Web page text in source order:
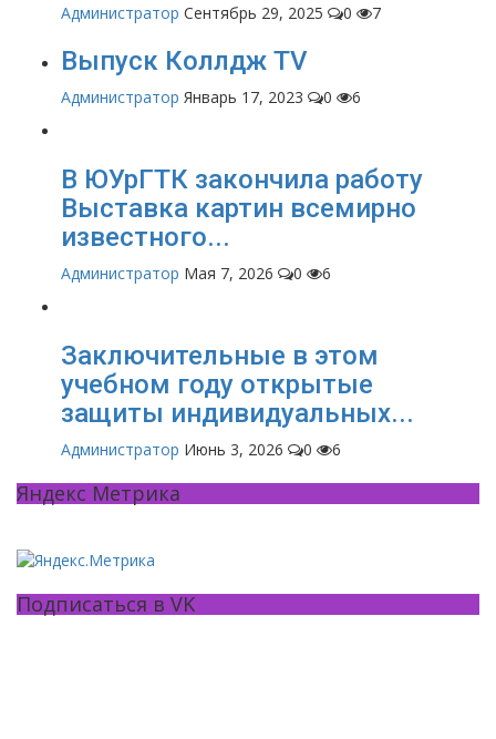
Администратор Сентябрь 29, 2025 0 7
Выпуск Коллдж TV
Администратор Январь 17, 2023 0 6
В ЮУрГТК закончила работу
Выставка картин всемирно
известного...
Администратор Мая 7, 2026 0 6
Заключительные в этом
учебном году открытые
защиты индивидуальных...
Администратор Июнь 3, 2026 0 6
Яндекс Метрика
Подписаться в VK